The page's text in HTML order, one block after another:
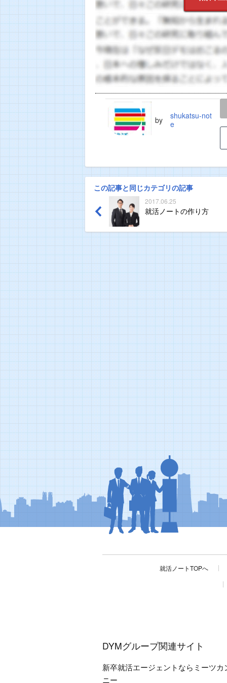
by
shukatsu-not
e
LINE
この記事と同じカテゴリの記事
2017.06.25
就活ノートの作り方
就活ノートTOPへ
DYMグループ関連サイト
新卒就活エージェントならミーツカ
ニー